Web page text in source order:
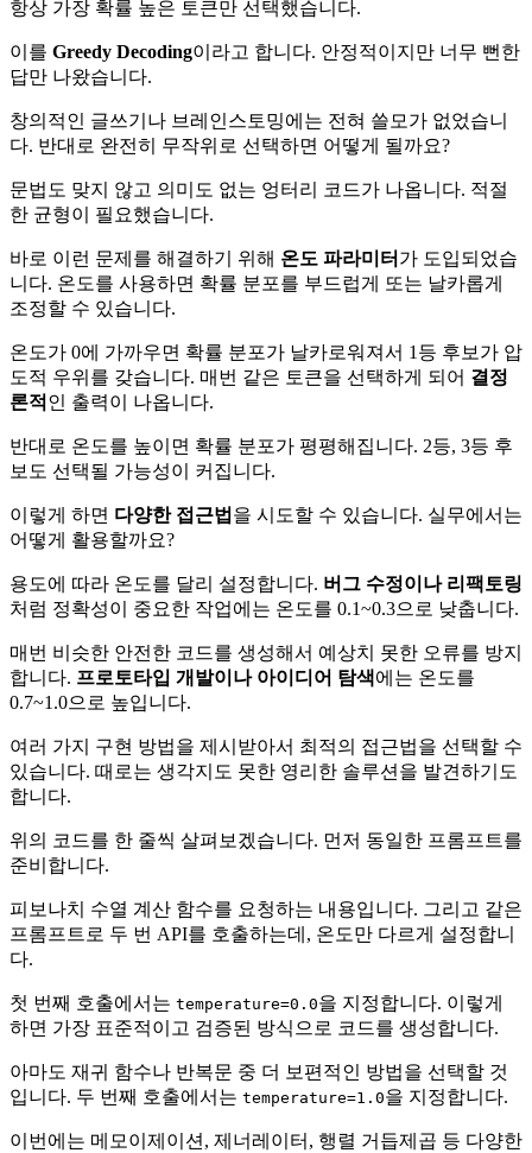
항상 가장 확률 높은 토큰만 선택했습니다.
이를 Greedy Decoding이라고 합니다. 안정적이지만 너무 뻔한
답만 나왔습니다.
창의적인 글쓰기나 브레인스토밍에는 전혀 쓸모가 없었습니
다. 반대로 완전히 무작위로 선택하면 어떻게 될까요?
문법도 맞지 않고 의미도 없는 엉터리 코드가 나옵니다. 적절
한 균형이 필요했습니다.
바로 이런 문제를 해결하기 위해 온도 파라미터 가 도입되었습
니다. 온도를 사용하면 확률 분포를 부드럽게 또는 날카롭게
조정할 수 있습니다.
온도가 0에 가까우면 확률 분포가 날카로워져서 1등 후보가 압
도적 우위를 갖습니다. 매번 같은 토큰을 선택하게 되어 결정
론적 인 출력이 나옵니다.
반대로 온도를 높이면 확률 분포가 평평해집니다. 2등, 3등 후
보도 선택될 가능성이 커집니다.
이렇게 하면 다양한 접근법 을 시도할 수 있습니다. 실무에서는
어떻게 활용할까요?
용도에 따라 온도를 달리 설정합니다. 버그 수정이나 리팩토링
처럼 정확성이 중요한 작업에는 온도를 0.1~0.3으로 낮춥니다.
매번 비슷한 안전한 코드를 생성해서 예상치 못한 오류를 방지
합니다. 프로토타입 개발이나 아이디어 탐색에는 온도를
0.7~1.0으로 높입니다.
여러 가지 구현 방법을 제시받아서 최적의 접근법을 선택할 수
있습니다. 때로는 생각지도 못한 영리한 솔루션을 발견하기도
합니다.
위의 코드를 한 줄씩 살펴보겠습니다. 먼저 동일한 프롬프트를
준비합니다.
피보나치 수열 계산 함수를 요청하는 내용입니다. 그리고 같은
프롬프트로 두 번 API를 호출하는데, 온도만 다르게 설정합니
다.
첫 번째 호출에서는 temperature=0.0을 지정합니다. 이렇게
하면 가장 표준적이고 검증된 방식으로 코드를 생성합니다.
아마도 재귀 함수나 반복문 중 더 보편적인 방법을 선택할 것
입니다. 두 번째 호출에서는 temperature=1.0을 지정합니다.
이번에는 메모이제이션, 제너레이터, 행렬 거듭제곱 등 다양한